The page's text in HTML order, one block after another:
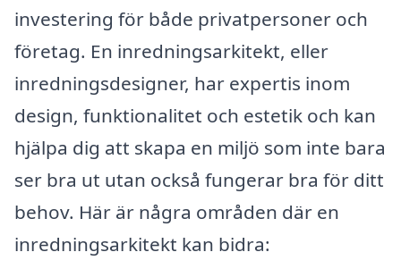
investering för både privatpersoner och
företag. En inredningsarkitekt, eller
inredningsdesigner, har expertis inom
design, funktionalitet och estetik och kan
hjälpa dig att skapa en miljö som inte bara
ser bra ut utan också fungerar bra för ditt
behov. Här är några områden där en
inredningsarkitekt kan bidra: